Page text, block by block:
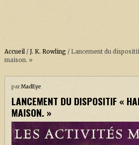
ACCUEIL
À PROPOS
SOUTENEZ-NOUS !
Accueil/ J. K. Rowling / Lancement du
maison. »
parMadEye
LANCEMENT DU DISPOSITIF «
MAISON. »